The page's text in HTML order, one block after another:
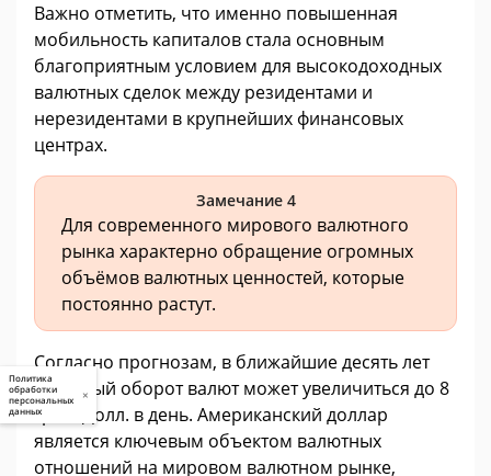
Важно отметить, что именно повышенная
мобильность капиталов стала основным
благоприятным условием для высокодоходных
валютных сделок между резидентами и
нерезидентами в крупнейших финансовых
центрах.
Замечание 4
Для современного мирового валютного
рынка характерно обращение огромных
объёмов валютных ценностей, которые
постоянно растут.
Согласно прогнозам, в ближайшие десять лет
торговый оборот валют может увеличиться до 8
трлн. Долл. в день. Американский доллар
является ключевым объектом валютных
отношений на мировом валютном рынке,
Политика
обработки
персональных
данных
×